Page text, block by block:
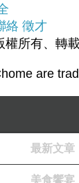
絡 徵才
權所有、轉
are
最新文章
美食饗宴